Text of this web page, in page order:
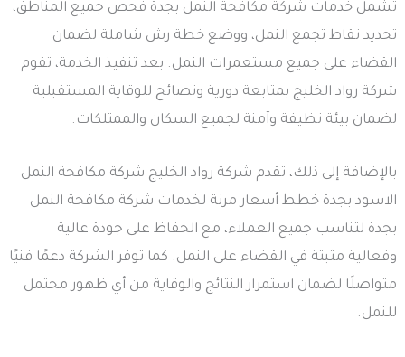
تشمل خدمات شركة مكافحة النمل بجدة فحص جميع المناطق،
تحديد نقاط تجمع النمل، ووضع خطة رش شاملة لضمان
القضاء على جميع مستعمرات النمل. بعد تنفيذ الخدمة، تقوم
شركة رواد الخليج بمتابعة دورية ونصائح للوقاية المستقبلية
لضمان بيئة نظيفة وآمنة لجميع السكان والممتلكات.
بالإضافة إلى ذلك، تقدم شركة رواد الخليج شركة مكافحة النمل
الاسود بجدة خطط أسعار مرنة لخدمات شركة مكافحة النمل
بجدة لتناسب جميع العملاء، مع الحفاظ على جودة عالية
وفعالية مثبتة في القضاء على النمل. كما توفر الشركة دعمًا فنيًا
متواصلًا لضمان استمرار النتائج والوقاية من أي ظهور محتمل
للنمل.